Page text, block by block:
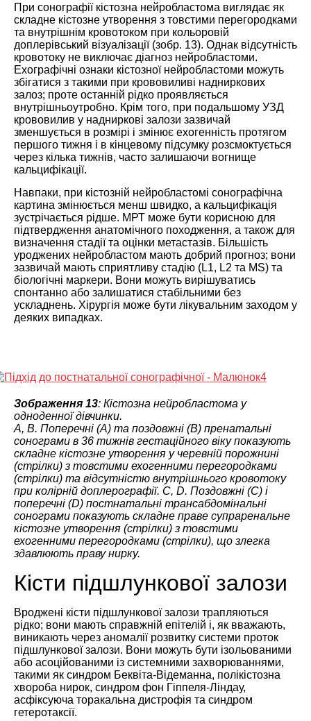
При сонографії кістозна нейробластома виглядає як
складне кістозне утворення з товстими перегородками
та внутрішнім кровотоком при кольоровій
доплерівський візуалізації (зобр. 13). Однак відсутність
кровотоку не виключає діагноз нейробластоми.
Ехографічні ознаки кістозної нейробластоми можуть
збігатися з такими при крововиливі надниркових
залоз; проте останній рідко проявляється
внутрішньоутробно. Крім того, при подальшому УЗД
крововилив у надниркові залози зазвичай
зменшується в розмірі і змінює ехогенність протягом
першого тижня і в кінцевому підсумку розсмоктується
через кілька тижнів, часто залишаючи вогнище
кальцифікації.
Навпаки, при кістозній нейробластомі сонографічна
картина змінюється менш швидко, а кальцифікація
зустрічається рідше. МРТ може бути корисною для
підтвердження анатомічного походження, а також для
визначення стадії та оцінки метастазів. Більшість
уроджених нейробластом мають добрий прогноз; вони
зазвичай мають сприятливу стадію (L1, L2 та MS) та
біологічні маркери. Вони можуть вирішуватись
спонтанно або залишатися стабільними без
ускладнень. Хірургія може бути лікувальним заходом у
деяких випадках.
Зображення 13: Кістозна нейробластома у
одноденної дівчинки.
A, B. Поперечні (A) та поздовжні (B) пренатальні
сонограми в 36 тижнів гестаційного віку показують
складне кістозне утворення у черевній порожнині
(стрілки) з товстими ехогенними перегородками
(стрілки) та відсутністю внутрішнього кровотоку
при колірній доплерографії. C, D. Поздовжні (C) і
поперечні (D) постнатальні трансабдомінальні
сонограми показують складне праве супраренальне
кістозне утворення (стрілки) з товстими
ехогенними перегородками (стрілки), що злегка
здавлюють праву нирку.
Кісти підшлункової залози
Вроджені кісти підшлункової залози трапляються
рідко; вони мають справжній епітелій і, як вважають,
виникають через аномалії розвитку системи проток
підшлункової залози. Вони можуть бути ізольованими
або асоційованими із системними захворюваннями,
такими як синдром Беквіта-Відеманна, полікістозна
хвороба нирок, синдром фон Гіппеля-Ліндау,
асфіксуюча торакальна дистрофія та синдром
гетеротаксії.